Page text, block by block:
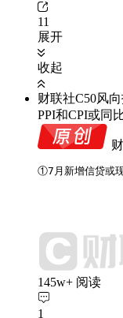
11
展开
收起
财联社C50风
PPI和CPI或同
①7月新增信贷或
145w+ 阅读
1